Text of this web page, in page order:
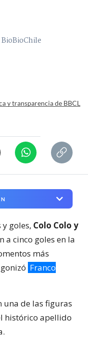
y transparencia de BBCL
goles, Colo Colo y
a cinco goles en la
más
Franco
una de las figuras
histórico apellido